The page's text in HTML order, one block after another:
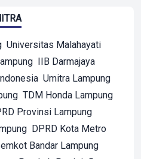
Universitas Malahayati
IIB Darmajaya
Umitra Lampung
TDM Honda Lampung
Provinsi Lampung
DPRD Kota Metro
Bandar Lampung